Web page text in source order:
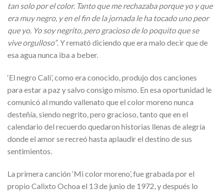
tan solo por el color. Tanto que me rechazaba porque yo y que
era muy negro, y en el fin de la jornada le ha tocado uno peor
que yo. Yo soy negrito, pero gracioso de lo poquito que se
vive orgulloso”. Y remató diciendo que era malo decir que de
esa agua nunca iba a beber.
‘El negro Cali’, como era conocido, produjo dos canciones
para estar a paz y salvo consigo mismo. En esa oportunidad le
comunicó al mundo vallenato que el color moreno nunca
desteñía, siendo negrito, pero gracioso, tanto que en el
calendario del recuerdo quedaron historias llenas de alegría
donde el amor se recreó hasta aplaudir el destino de sus
sentimientos.
La primera canción ‘Mi color moreno’, fue grabada por el
propio Calixto Ochoa el 13 de junio de 1972, y después lo